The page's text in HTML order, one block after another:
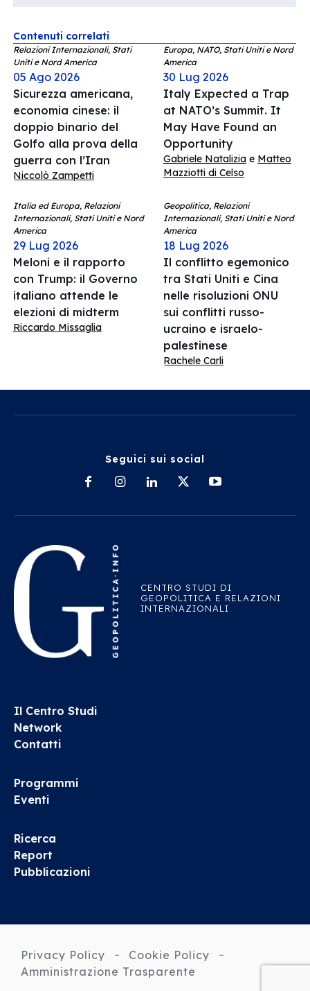
Contenuti correlati
Relazioni Internazionali, Stati
Uniti e Nord America
05 Ago 2026
Sicurezza americana,
economia cinese: il
doppio binario del
Golfo alla prova della
guerra con l’Iran
Niccolò Zampetti
Europa, NATO, Stati Uniti e Nord
America
30 Lug 2026
Italy Expected a Trap
at NATO’s Summit. It
May Have Found an
Opportunity
Gabriele Natalizia e Matteo
Mazziotti di Celso
Italia ed Europa, Relazioni
Internazionali, Stati Uniti e Nord
America
29 Lug 2026
Meloni e il rapporto
con Trump: il Governo
italiano attende le
elezioni di midterm
Riccardo Missaglia
Geopolitica, Relazioni
Internazionali, Stati Uniti e Nord
America
18 Lug 2026
Il conflitto egemonico
tra Stati Uniti e Cina
nelle risoluzioni ONU
sui conflitti russo-
ucraino e israelo-
palestinese
Rachele Carli
Seguici sui social
CENTRO STUDI DI
GEOPOLITICA E RELAZIONI
INTERNAZIONALI
Il Centro Studi
Network
Contatti
Programmi
Eventi
Ricerca
Report
Pubblicazioni
Privacy Policy
Cookie Policy
Amministrazione Trasparente